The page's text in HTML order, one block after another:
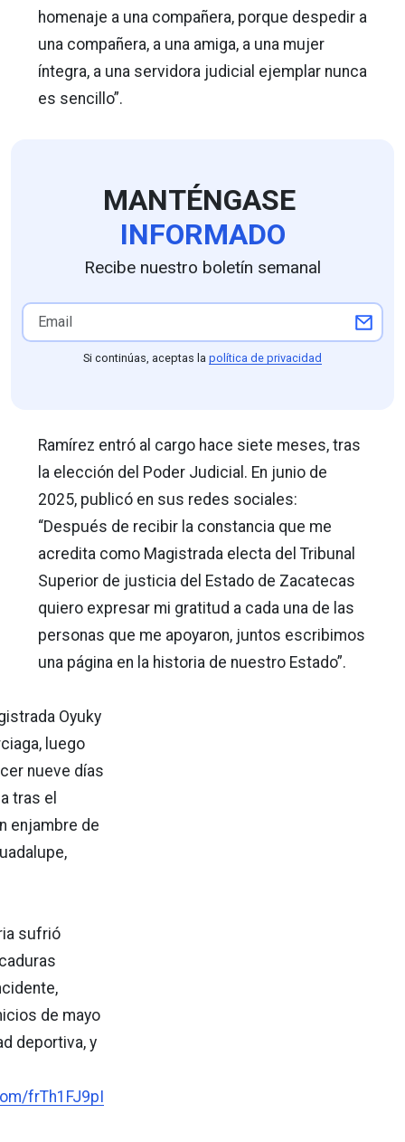
homenaje a una compañera, porque despedir a
una compañera, a una amiga, a una mujer
íntegra, a una servidora judicial ejemplar nunca
es sencillo”.
MANTÉNGASE
INFORMADO
Recibe nuestro boletín semanal
Si continúas, aceptas la política de privacidad
Ramírez entró al cargo hace siete meses, tras
la elección del Poder Judicial. En junio de
2025, publicó en sus redes sociales:
“Después de recibir la constancia que me
acredita como Magistrada electa del Tribunal
Superior de justicia del Estado de Zacatecas
quiero expresar mi gratitud a cada una de las
personas que me apoyaron, juntos escribimos
una página en la historia de nuestro Estado”.
Oyuky
luego
nueve días
tras el
enjambre de
sufrió
de mayo
deportiva, y
frTh1FJ9pI